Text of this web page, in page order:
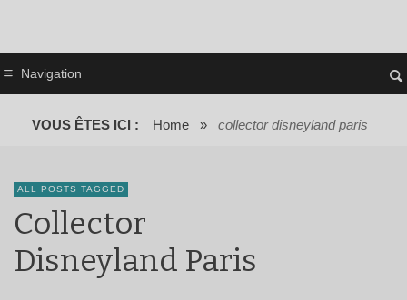
Navigation
VOUS ÊTES ICI : Home » collector disneyland paris
ALL POSTS TAGGED
Collector
Disneyland Paris